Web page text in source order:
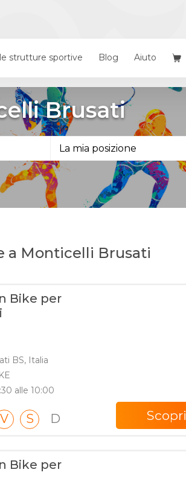
strutture sportive Blog Aiuto
Brusati
a Monticelli Brusati
Bike per
BS, Italia
alle 10:00
V S D Scopri
Bike per